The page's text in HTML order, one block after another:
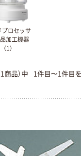
プロセッサ
加工機器
（1）
商品）中 1件目〜1件目